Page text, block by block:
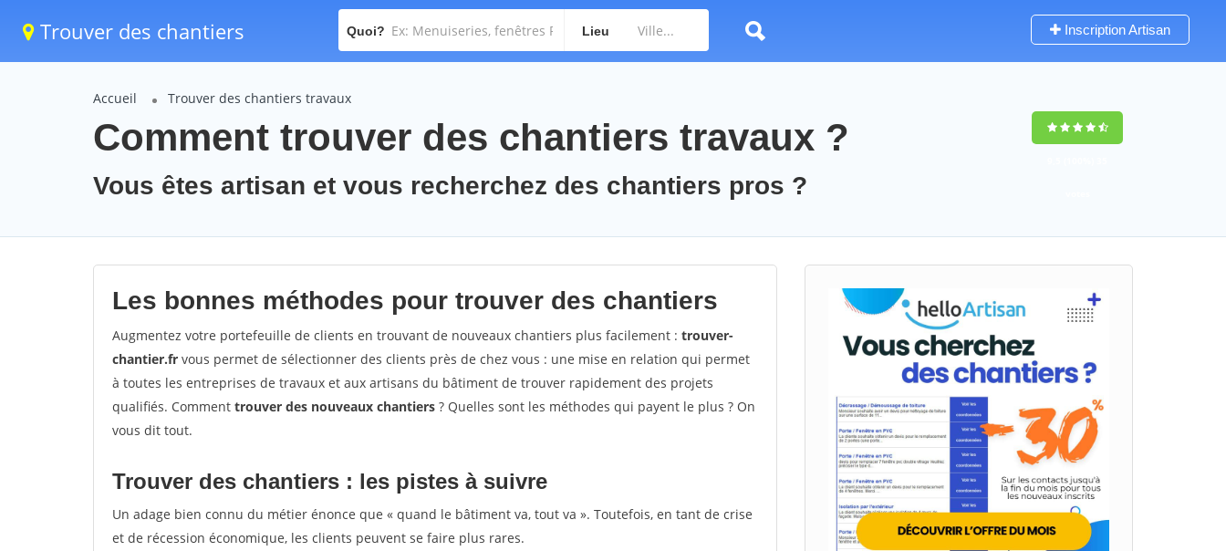
Trouver des chantiers Quoi? Lieu Inscription Artisan
Accueil Trouver des chantiers travaux
Comment trouver des chantiers travaux ?
Vous êtes artisan et vous recherchez des chantiers pros ?
Les bonnes méthodes pour trouver des chantiers
Augmentez votre portefeuille de clients en trouvant de nouveaux chantiers plus facilement : trouver-
chantier.fr vous permet de sélectionner des clients près de chez vous : une mise en relation qui permet
à toutes les entreprises de travaux et aux artisans du bâtiment de trouver rapidement des projets
qualifiés. Comment trouver des nouveaux chantiers ? Quelles sont les méthodes qui payent le plus ? On
vous dit tout.
Trouver des chantiers : les pistes à suivre
Un adage bien connu du métier énonce que « quand le bâtiment va, tout va ». Toutefois, en tant de crise
et de récession économique, les clients peuvent se faire plus rares.